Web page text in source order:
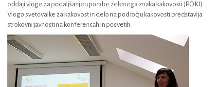
oddaji vloge za podaljšanje uporabe zelenega znaka kakovosti (POKI).
Vlogo svetovalke za kakovost in delo na področju kakovosti predstavlja
strokovni javnosti na konferencah in posvetih.